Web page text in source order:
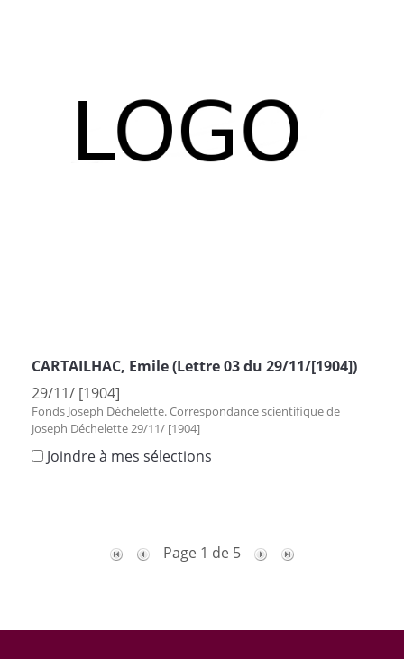
CARTAILHAC, Emile (Lettre 03 du 29/11/[1904])
29/11/ [1904]
Fonds Joseph Déchelette. Correspondance scientifique de
Joseph Déchelette 29/11/ [1904]
Joindre à mes sélections
Page 1 de 5